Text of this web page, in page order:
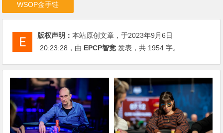
WSOP金手链
版权声明：本站原创文章，于2023年9月6日
20:23:28 ，由 EPCP智竞 发表，共 1954 字。